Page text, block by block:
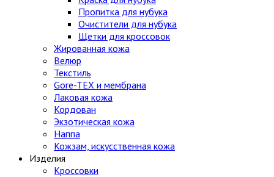
Пропитка для нубука
Очистители для нубука
Щетки для кроссовок
Жированная кожа
Велюр
Текстиль
Gore-TEX и мембрана
Лаковая кожа
Кордован
Экзотическая кожа
Наппа
Кожзам, искусственная кожа
Изделия
Кроссовки